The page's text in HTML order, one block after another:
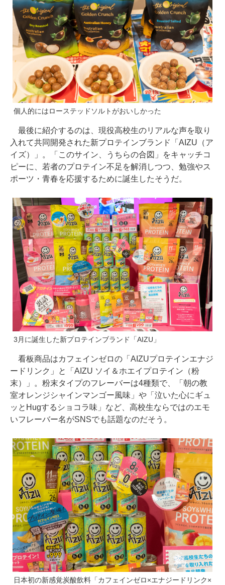
個人的にはローステッドソルトがおいしかった
最後に紹介するのは、現役高校生のリアルな声を取り
入れて共同開発された新プロテインブランド「AIZU（ア
イズ）」。「このサイン、うちらの合図」をキャッチコ
ピーに、若者のプロテイン不足を解消しつつ、勉強やス
ポーツ・青春を応援するために誕生したそうだ。
3月に誕生した新プロテインブランド「AIZU」
看板商品はカフェインゼロの「AIZUプロテインエナジ
ードリンク」と「AIZU ソイ＆ホエイプロテイン（粉
末）」。粉末タイプのフレーバーは4種類で、「朝の教
室オレンジシャインマンゴー風味」や「泣いた心にギュ
ッとHugするショコラ味」など、高校生ならではのエモ
いフレーバー名がSNSでも話題なのだそう。
日本初の新感覚炭酸飲料「カフェインゼロ×エナジードリンク×